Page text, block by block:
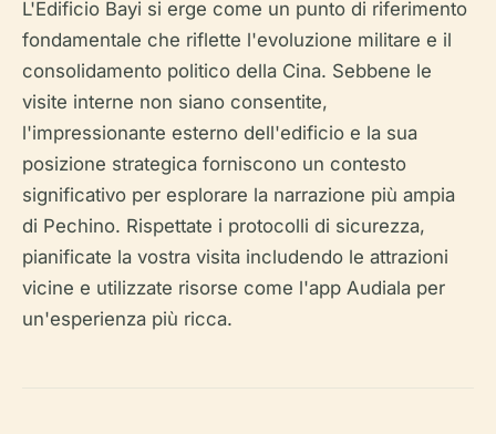
L'Edificio Bayi si erge come un punto di riferimento
fondamentale che riflette l'evoluzione militare e il
consolidamento politico della Cina. Sebbene le
visite interne non siano consentite,
l'impressionante esterno dell'edificio e la sua
posizione strategica forniscono un contesto
significativo per esplorare la narrazione più ampia
di Pechino. Rispettate i protocolli di sicurezza,
pianificate la vostra visita includendo le attrazioni
vicine e utilizzate risorse come l'app Audiala per
un'esperienza più ricca.